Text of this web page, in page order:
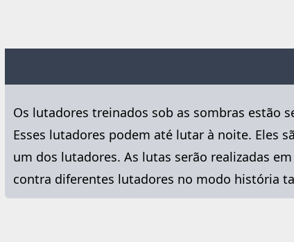
Os lutadores treinados sob as sombras estão
Esses lutadores podem até lutar à noite. Eles
um dos lutadores. As lutas serão realizadas
contra diferentes lutadores no modo história